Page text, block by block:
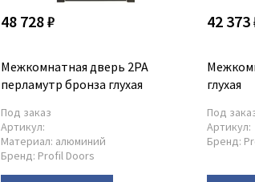
48 728 ₽
Межкомнатная дверь 2PA
перламутр бронза глухая
Под заказ
Артикул:
Материал: алюминий
Бренд: Profil Doors
42 373
глухая
Под
Артикул:
Бренд: